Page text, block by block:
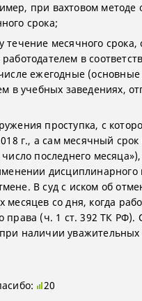
при вахтовом методе
срока;
месячного срока,
в
ежегодные
в учебных заведениях,
проступка, с
г., а сам месячный
последнего
дисциплинарного
В суд с иском об
месяцев со дня, когда
права (ч. 1 ст. 392 ТК РФ).
наличии
20